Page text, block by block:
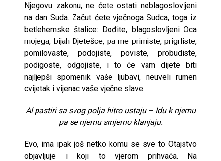
Njegovu zakonu, ne ćete ostati neblagoslovljeni
na dan Suda. Začut ćete vječnoga Sudca, toga iz
betlehemske štalice: Dođite, blagoslovljeni Oca
mojega, bijah Djetešce, pa me primiste, prigrliste,
pomilovaste, podojiste, poviste, probudiste,
podigoste, odgojiste, i to će vam dijete biti
najljepši spomenik vaše ljubavi, neuveli rumen
cvijetak i vijenac vaše vječne slave.
Al pastiri sa svog polja hitro ustaju – Idu k njemu
pa se njemu smjerno klanjaju.
Evo, ima ipak još netko komu se sve to Otajstvo
objavljuje i koji to vjerom prihvaća. Na